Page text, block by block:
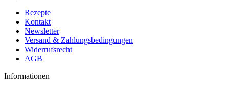
Rezepte
Kontakt
Newsletter
Versand & Zahlungsbedingungen
Widerrufsrecht
AGB
Informationen